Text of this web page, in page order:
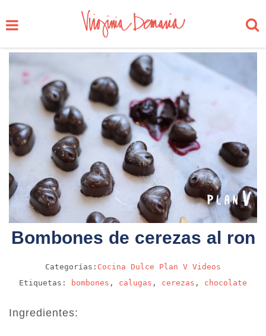
Bombones de cerezas al ron
Categorías: Cocina Dulce Plan V Videos
Etiquetas:
bombones , calugas , cerezas , chocolate
Ingredientes: